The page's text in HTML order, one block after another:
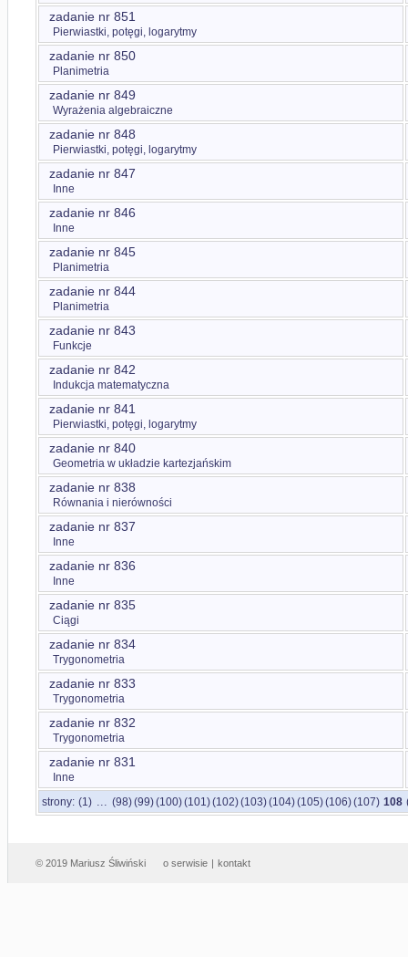
zadanie nr 851
Pierwiastki, potęgi, logarytmy
zadanie nr 850
Planimetria
zadanie nr 849
Wyrażenia algebraiczne
zadanie nr 848
Pierwiastki, potęgi, logarytmy
zadanie nr 847
Inne
zadanie nr 846
Inne
zadanie nr 845
Planimetria
zadanie nr 844
Planimetria
zadanie nr 843
Funkcje
zadanie nr 842
Indukcja matematyczna
zadanie nr 841
Pierwiastki, potęgi, logarytmy
zadanie nr 840
Geometria w układzie kartezjańskim
zadanie nr 838
Równania i nierówności
zadanie nr 837
Inne
zadanie nr 836
Inne
zadanie nr 835
Ciągi
zadanie nr 834
Trygonometria
zadanie nr 833
Trygonometria
zadanie nr 832
Trygonometria
zadanie nr 831
Inne
strony: (1) ... (98)(99)(100)(101)(102)(103)(104)(105)(106)(107) 108
© 2019 Mariusz Śliwiński o serwisie | kontakt